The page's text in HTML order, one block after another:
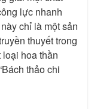
lực nhanh
chỉ là một sản
thuyết trong
hoa thần
thảo chi